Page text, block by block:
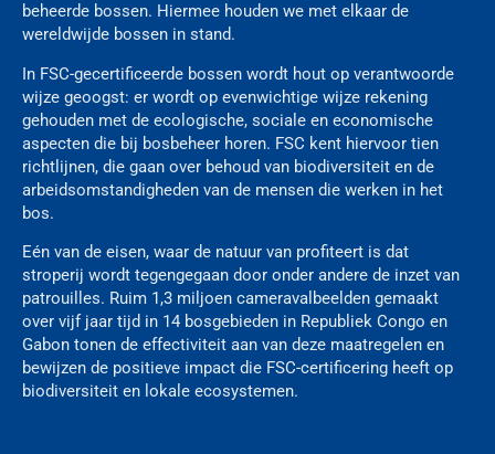
beheerde bossen. Hiermee houden we met elkaar de
wereldwijde bossen in stand.
In FSC-gecertificeerde bossen wordt hout op verantwoorde
wijze geoogst: er wordt op evenwichtige wijze rekening
gehouden met de ecologische, sociale en economische
aspecten die bij bosbeheer horen. FSC kent hiervoor tien
richtlijnen, die gaan over behoud van biodiversiteit en de
arbeidsomstandigheden van de mensen die werken in het
bos.
Eén van de eisen, waar de natuur van profiteert is dat
stroperij wordt tegengegaan door onder andere de inzet van
patrouilles. Ruim 1,3 miljoen cameravalbeelden gemaakt
over vijf jaar tijd in 14 bosgebieden in Republiek Congo en
Gabon tonen de effectiviteit aan van deze maatregelen en
bewijzen de positieve impact die FSC-certificering heeft op
biodiversiteit en lokale ecosystemen.